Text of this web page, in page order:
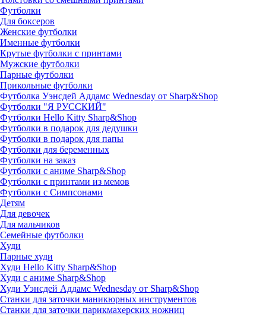
Футболки
Для боксеров
Женские футболки
Именные футболки
Крутые футболки с принтами
Мужские футболки
Парные футболки
Прикольные футболки
Футболка Уэнсдей Аддамс Wednesday от Sharp&Shop
Футболки "Я РУССКИЙ"
Футболки Hello Kitty Sharp&Shop
Футболки в подарок для дедушки
Футболки в подарок для папы
Футболки для беременных
Футболки на заказ
Футболки с аниме Sharp&Shop
Футболки с принтами из мемов
Футболки с Симпсонами
Детям
Для девочек
Для мальчиков
Семейные футболки
Худи
Парные худи
Худи Hello Kitty Sharp&Shop
Худи с аниме Sharp&Shop
Худи Уэнсдей Аддамс Wednesday от Sharp&Shop
Станки для заточки маникюрных инструментов
Станки для заточки парикмахерских ножниц